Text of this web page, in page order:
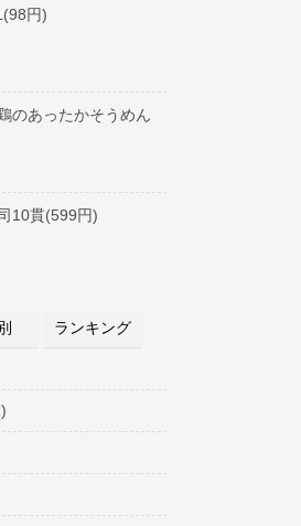
円)
のあったかそうめん
10貫(599円)
ランキング